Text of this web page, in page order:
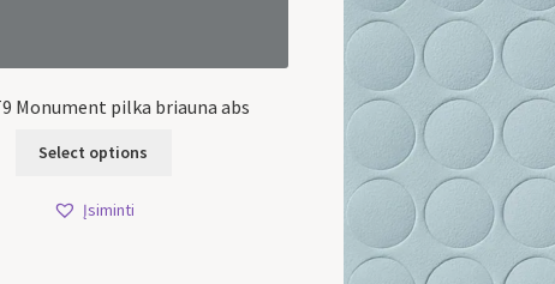
Monument pilka briauna abs
Select options
Įsiminti